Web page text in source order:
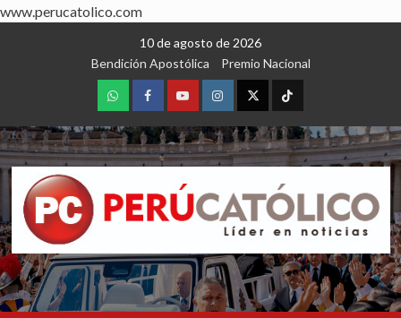
www.perucatolico.com
10 de agosto de 2026
Bendición Apostólica
Premio Nacional
WhatsAppFacebookYoutubeInstagram
X TikTok